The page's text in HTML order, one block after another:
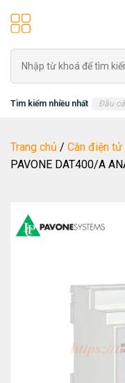
kiếm:
Tìm kiếm nhiều nhất Đầu
Trang chủ / Cân điện
PAVONE DAT400/A